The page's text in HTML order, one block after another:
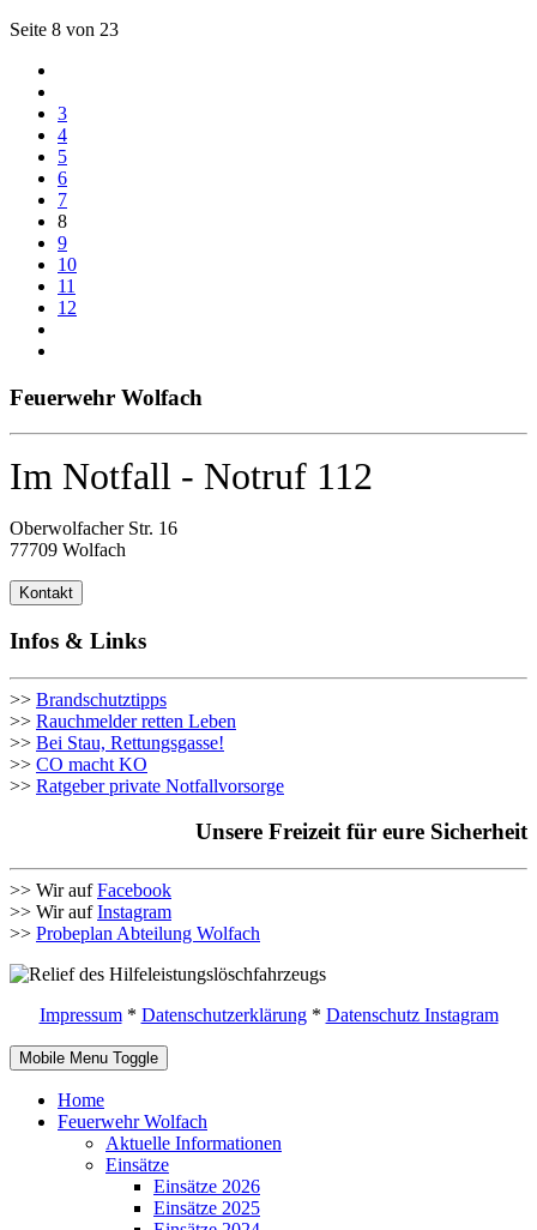
Seite 8 von 23
3
4
5
6
7
8
9
10
11
12
Feuerwehr Wolfach
Im Notfall - Notruf 112
Oberwolfacher Str. 16
77709 Wolfach
Kontakt
Infos & Links
>> Brandschutztipps
>> Rauchmelder retten Leben
>> Bei Stau, Rettungsgasse!
>> CO macht KO
>> Ratgeber private Notfallvorsorge
Unsere Freizeit für eure Sicherheit
>> Wir aufFacebook
>> Wir aufInstagram
>> Probeplan Abteilung Wolfach
Impressum* Datenschutzerklärung* Datenschutz Instagram
Mobile Menu Toggle
Home
Feuerwehr Wolfach
Aktuelle Informationen
Einsätze
Einsätze 2026
Einsätze 2025